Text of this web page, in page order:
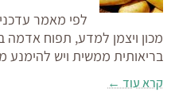
לפי מאמר
מכון ויצמן למדע, תפוח אדמה
בריאותית ממשית ויש להימנע
קרא עוד ←